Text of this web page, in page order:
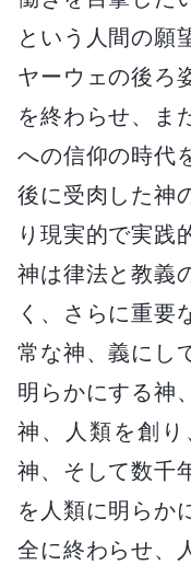
という人間の願
ヤーウェの後ろ
を終わらせ、ま
への信仰の時代
後に受肉した神
り現実的で実践
神は律法と教義
く、さらに重要
常な神、義にし
明らかにする神
神、人類を創
神、そして数千
を人類に明らか
全に終わらせ、